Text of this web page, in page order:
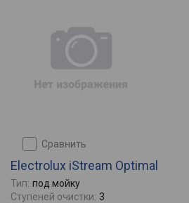
сравнить
Electrolux iStream Optimal
Тип: под мойку
Ступеней очистки: 3